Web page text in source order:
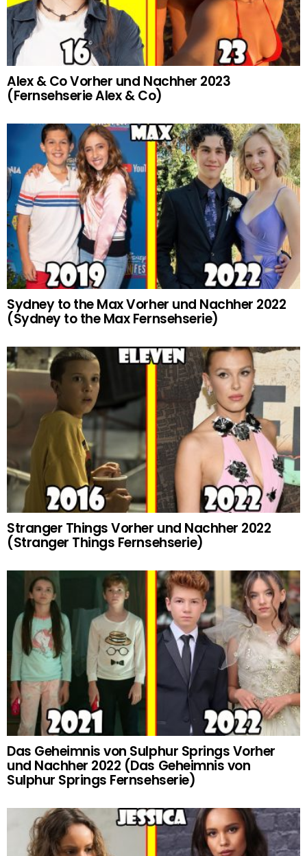
Alex & Co Vorher und Nachher 2023
(Fernsehserie Alex & Co)
Sydney to the Max Vorher und Nachher 2022
(Sydney to the Max Fernsehserie)
Stranger Things Vorher und Nachher 2022
(Stranger Things Fernsehserie)
Das Geheimnis von Sulphur Springs Vorher
und Nachher 2022 (Das Geheimnis von
Sulphur Springs Fernsehserie)